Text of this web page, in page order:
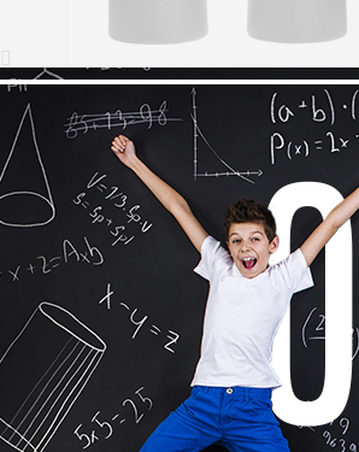
Focus binokkel Bright 8x42
59,99 €
Kuumakse al. 2,04 €
Lisa
Laos